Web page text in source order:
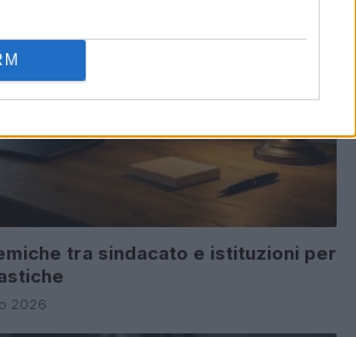
tra sindacato e istituzioni per
2026